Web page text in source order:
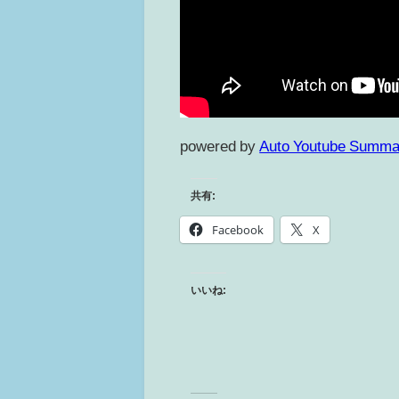
powered by Auto Youtube
共有:
Facebook X
いいね: